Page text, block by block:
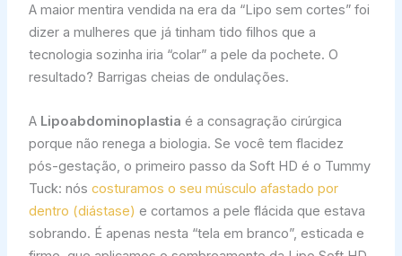
A maior mentira vendida na era da “Lipo sem cortes” foi
dizer a mulheres que já tinham tido filhos que a
tecnologia sozinha iria “colar” a pele da pochete. O
resultado? Barrigas cheias de ondulações.
A Lipoabdominoplastia é a consagração cirúrgica
porque não renega a biologia. Se você tem flacidez
pós-gestação, o primeiro passo da Soft HD é o Tummy
Tuck: nós costuramos o seu músculo afastado por
dentro (diástase) e cortamos a pele flácida que estava
sobrando. É apenas nesta “tela em branco”, esticada e